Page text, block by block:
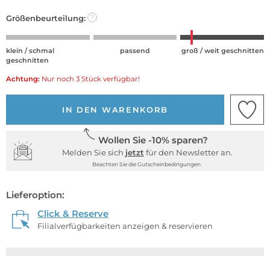
Größenbeurteilung: ?
klein / schmal
geschnitten
passend groß / weit geschnitten
Achtung: Nur noch 3 Stück verfügbar!
IN DEN WARENKORB
Wollen Sie -10% sparen?
Melden Sie sich jetzt für den Newsletter an.
Beachten Sie die Gutscheinbedingungen.
Lieferoption:
Click & Reserve
Filialverfügbarkeiten anzeigen & reservieren